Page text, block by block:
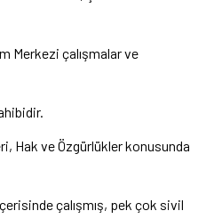
Merkezi çalışmalar ve
Hak ve Özgürlükler konusunda
çalışmış, pek çok sivil